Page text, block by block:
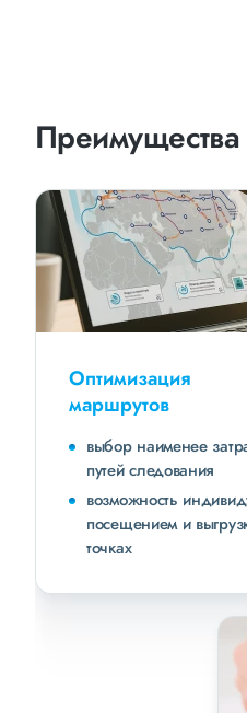
Оптимизация
маршрутов
выбор наименее
путей следования
возможность
посещением и
точках